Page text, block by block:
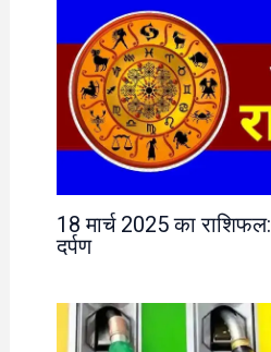
18 मार्च 2025 का
दर्पण